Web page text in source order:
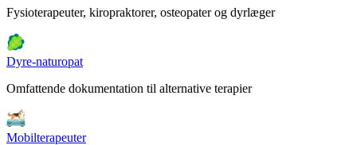
Fysioterapeuter, kiropraktorer, osteopater og dyrlæger
Dyre-naturopat
Omfattende dokumentation til alternative terapier
Mobilterapeuter